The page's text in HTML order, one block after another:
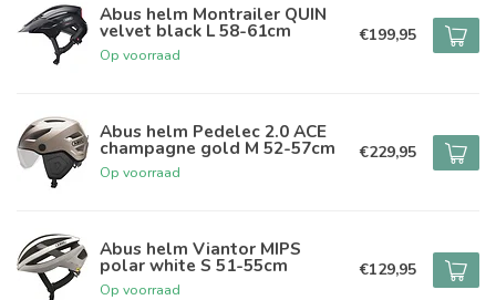
Abus helm Montrailer QUIN
velvet black L 58-61cm
Op voorraad
€199,95
Abus helm Pedelec 2.0 ACE
champagne gold M 52-57cm
Op voorraad
€229,95
Abus helm Viantor MIPS
polar white S 51-55cm
Op voorraad
€129,95